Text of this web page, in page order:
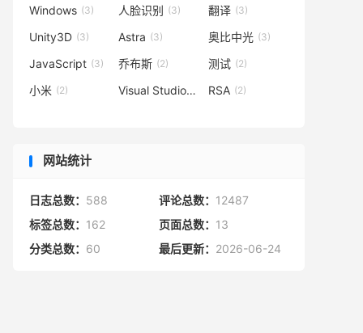
Windows (3) 人脸识别 (3) 翻译 (3)
Unity3D (3) Astra (3) 奥比中光 (3)
JavaScript (3) 乔布斯 (2) 测试 (2)
小米 (2) Visual Studio(2) RSA (2)
网站统计
日志总数： 588 评论总数： 12487
标签总数： 162 页面总数： 13
分类总数： 60 最后更新： 2026-06-24